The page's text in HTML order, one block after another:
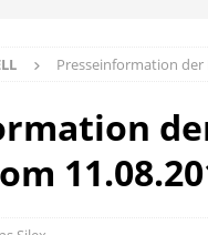
Presseinformation der